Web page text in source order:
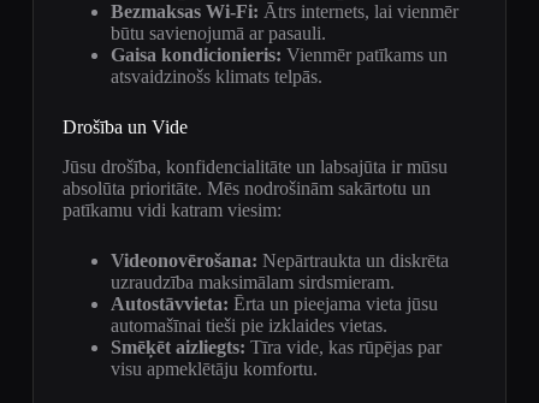
Bezmaksas Wi-Fi: Ātrs internets, lai vienmēr
būtu savienojumā ar pasauli.
Gaisa kondicionieris: Vienmēr patīkams un
atsvaidzinošs klimats telpās.
Drošība un Vide
Jūsu drošība, konfidencialitāte un labsajūta ir mūsu
absolūta prioritāte. Mēs nodrošinām sakārtotu un
patīkamu vidi katram viesim:
Videonovērošana: Nepārtraukta un diskrēta
uzraudzība maksimālam sirdsmieram.
Autostāvvieta: Ērta un pieejama vieta jūsu
automašīnai tieši pie izklaides vietas.
Smēķēt aizliegts: Tīra vide, kas rūpējas par
visu apmeklētāju komfortu.